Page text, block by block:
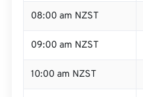
08:00 am NZST
09:00 am NZST
10:00 am NZST